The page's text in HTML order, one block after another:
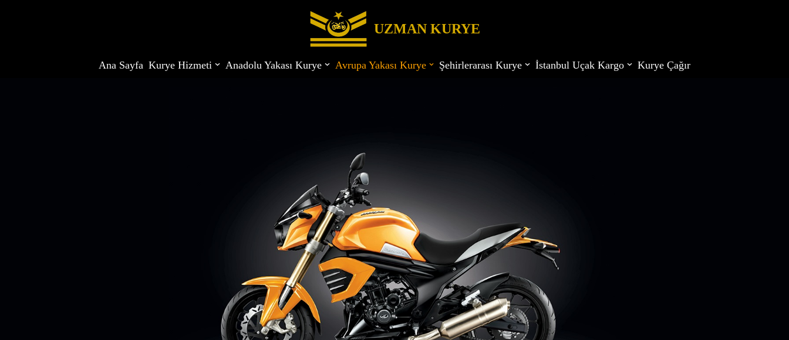
UZMAN KURYE
Ana Sayfa Kurye Hizmeti Anadolu Yakası Kurye Avrupa Yakası Kurye Şehirlerarası Kurye İstanbul Uçak Kargo Kurye Çağır